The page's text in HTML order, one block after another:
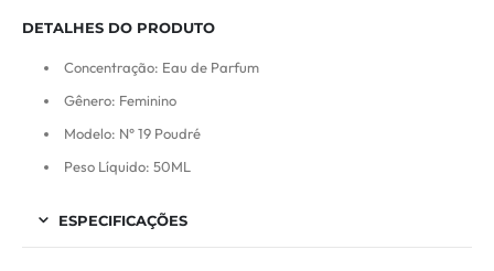
DETALHES DO PRODUTO
Concentração: Eau de Parfum
Gênero: Feminino
Modelo: N° 19 Poudré
Peso Líquido: 50ML
ESPECIFICAÇÕES